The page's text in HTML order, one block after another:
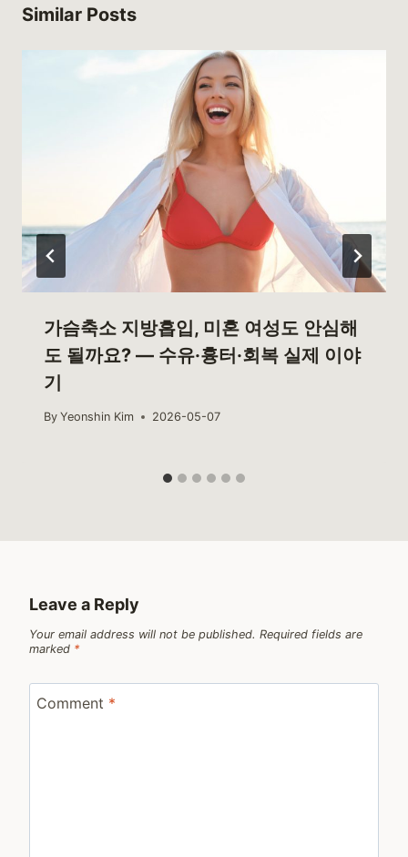
Similar Posts
가슴축소 지방흡입, 미혼 여성도 안심해
도 될까요? — 수유·흉터·회복 실제 이야
기
By Yeonshin Kim 2026-05-07
Leave a Reply
Your email address will not be published. Required fields are
marked *
Comment *